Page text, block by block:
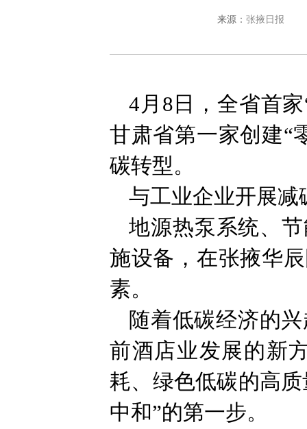
来源： 张掖日报
4月8日，全省首
甘肃省第一家创建“
碳转型。
与工业企业开展减
地源热泵系统、
施设备，在张掖华
素。
随着低碳经济的
前酒店业发展的新
耗、绿色低碳的高
中和”的第一步。